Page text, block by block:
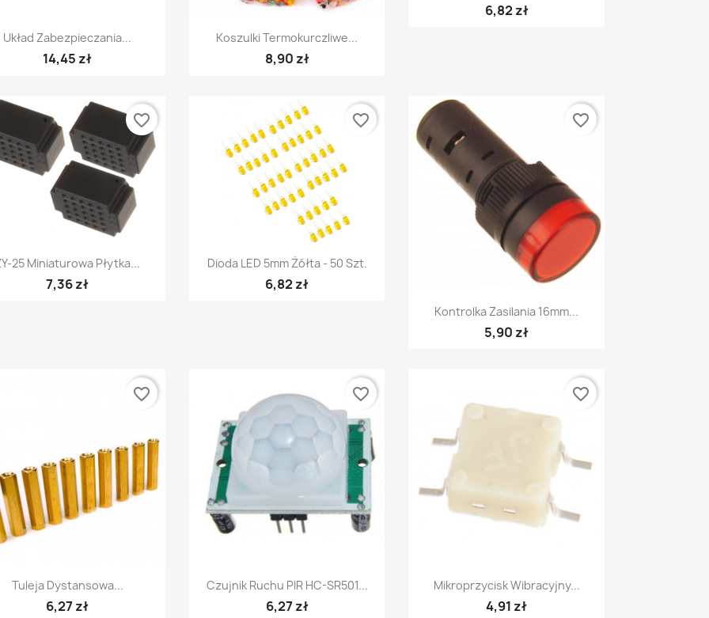
Szybki podgląd
Układ Zabezpieczania...
14,45 zł
Szybki podgląd
Koszulki Termokurczliwe...
8,90 zł
6,82 zł
Szybki podgląd
25 Miniaturowa Płytka...
7,36 zł
favorite_border
Szybki podgląd
Dioda LED 5mm Żółta - 50 Szt.
6,82 zł
favorite_border
Szybki podgląd
Kontrolka Zasilania 16mm...
5,90 zł
favorite_border
Szybki podgląd
Tuleja Dystansowa...
6,27 zł
favorite_border
Szybki podgląd
Czujnik Ruchu PIR HC-SR501...
6,27 zł
favorite_border
Szybki podgląd
Mikroprzycisk Wibracyjny...
4,91 zł
favorite_border